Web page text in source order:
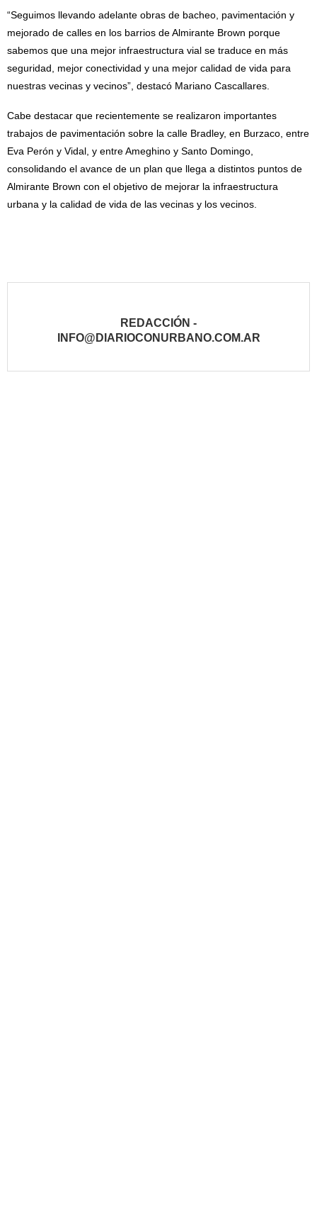
“Seguimos llevando adelante obras de bacheo, pavimentación y
mejorado de calles en los barrios de Almirante Brown porque
sabemos que una mejor infraestructura vial se traduce en más
seguridad, mejor conectividad y una mejor calidad de vida para
nuestras vecinas y vecinos”, destacó Mariano Cascallares.
Cabe destacar que recientemente se realizaron importantes
trabajos de pavimentación sobre la calle Bradley, en Burzaco, entre
Eva Perón y Vidal, y entre Ameghino y Santo Domingo,
consolidando el avance de un plan que llega a distintos puntos de
Almirante Brown con el objetivo de mejorar la infraestructura
urbana y la calidad de vida de las vecinas y los vecinos.
REDACCIÓN -
INFO@DIARIOCONURBANO.COM.AR